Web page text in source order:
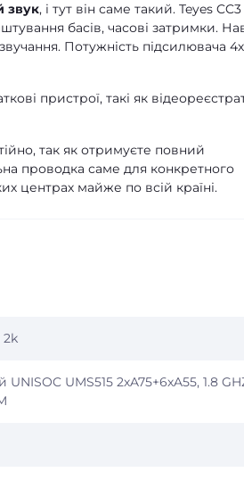
звук, і тут він саме такий. Teyes
басів, часові затримки.
Потужність підсилювача
пристрої, такі як
так як отримуєте повний
проводка саме для конкретного
центрах майже по всій країні.
2k
UMS515 2хA75+6хA55, 1.8